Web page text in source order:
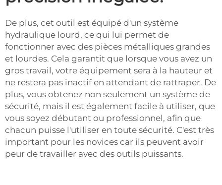
De plus, cet outil est équipé d'un système
hydraulique lourd, ce qui lui permet de
fonctionner avec des pièces métalliques grandes
et lourdes. Cela garantit que lorsque vous avez un
gros travail, votre équipement sera à la hauteur et
ne restera pas inactif en attendant de rattraper. De
plus, vous obtenez non seulement un système de
sécurité, mais il est également facile à utiliser, que
vous soyez débutant ou professionnel, afin que
chacun puisse l'utiliser en toute sécurité. C'est très
important pour les novices car ils peuvent avoir
peur de travailler avec des outils puissants.